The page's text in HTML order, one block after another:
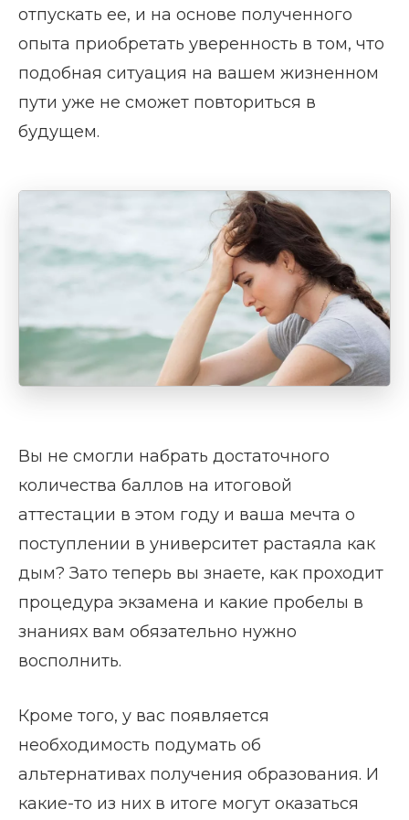
отпускать ее, и на основе полученного
опыта приобретать уверенность в том, что
подобная ситуация на вашем жизненном
пути уже не сможет повториться в
будущем.
Вы не смогли набрать достаточного
количества баллов на итоговой
аттестации в этом году и ваша мечта о
поступлении в университет растаяла как
дым? Зато теперь вы знаете, как проходит
процедура экзамена и какие пробелы в
знаниях вам обязательно нужно
восполнить.
Кроме того, у вас появляется
необходимость подумать об
альтернативах получения образования. И
какие-то из них в итоге могут оказаться